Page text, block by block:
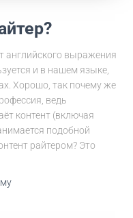
английского выражения
и в нашем языке,
Хорошо, так почему же
ведь
контент (включая
подобной
райтером? Это